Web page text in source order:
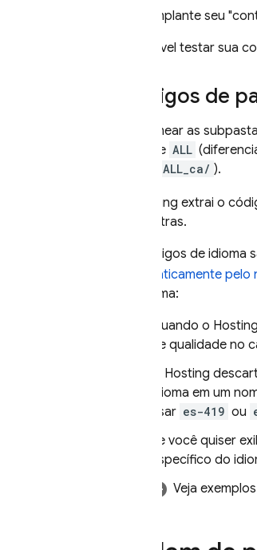
Implante seu
É possível testar sua
Códigos de
Ao nomear as
valor de ALL
ALL_ca/ ).
Hosting extrai o
duas letras.
Os códigos de
automaticamente
de idioma:
Quando o Hosting
de qualidade no
Hosting
idioma em um
usar es-419 ou
Se você quiser
específico do
Veja